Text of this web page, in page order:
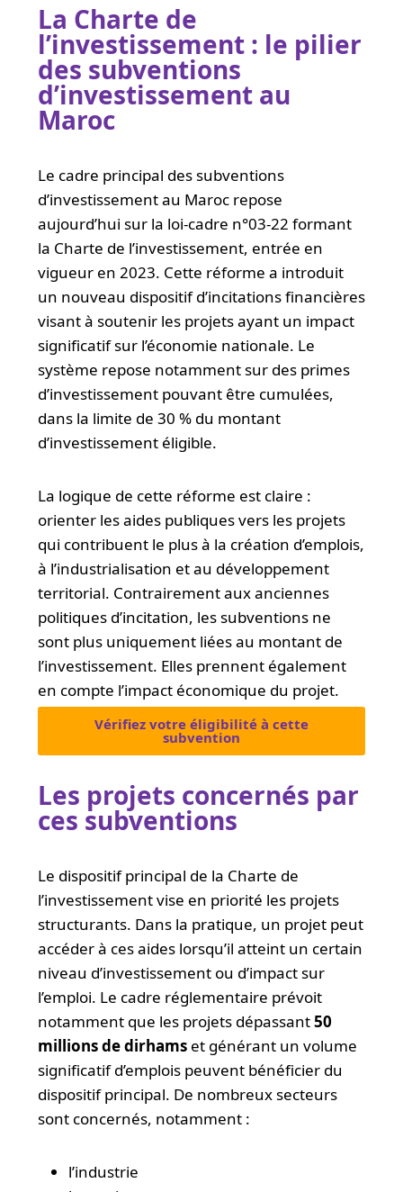
La Charte de
l’investissement : le pilier
des subventions
d’investissement au
Maroc
Le cadre principal des subventions
d’investissement au Maroc repose
aujourd’hui sur la loi-cadre n°03-22 formant
la Charte de l’investissement, entrée en
vigueur en 2023. Cette réforme a introduit
un nouveau dispositif d’incitations financières
visant à soutenir les projets ayant un impact
significatif sur l’économie nationale. Le
système repose notamment sur des primes
d’investissement pouvant être cumulées,
dans la limite de 30 % du montant
d’investissement éligible.
La logique de cette réforme est claire :
orienter les aides publiques vers les projets
qui contribuent le plus à la création d’emplois,
à l’industrialisation et au développement
territorial. Contrairement aux anciennes
politiques d’incitation, les subventions ne
sont plus uniquement liées au montant de
l’investissement. Elles prennent également
en compte l’impact économique du projet.
Vérifiez votre éligibilité à cette
subvention
Les projets concernés par
ces subventions
Le dispositif principal de la Charte de
l’investissement vise en priorité les projets
structurants. Dans la pratique, un projet peut
accéder à ces aides lorsqu’il atteint un certain
niveau d’investissement ou d’impact sur
l’emploi. Le cadre réglementaire prévoit
notamment que les projets dépassant50
millions de dirhams et générant un volume
significatif d’emplois peuvent bénéficier du
dispositif principal. De nombreux secteurs
sont concernés, notamment :
l’industrie